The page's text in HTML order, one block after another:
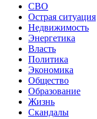
СВО
Острая ситуация
Недвижимость
Энергетика
Власть
Политика
Экономика
Общество
Образование
Жизнь
Скандалы